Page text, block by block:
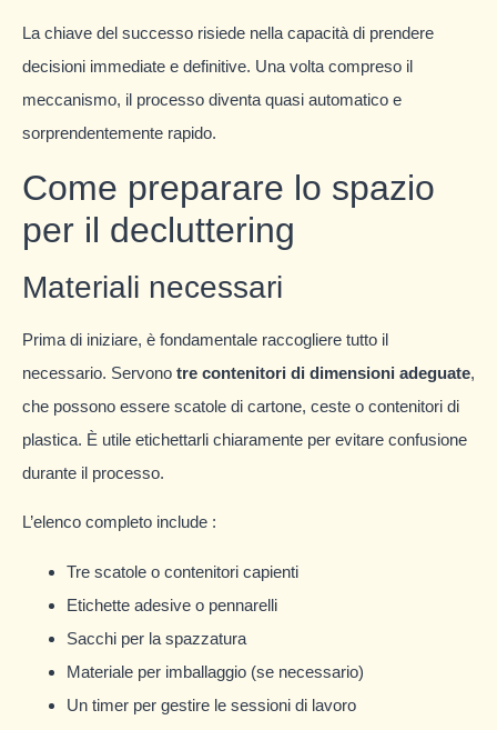
La chiave del successo risiede nella capacità di prendere
decisioni immediate e definitive. Una volta compreso il
meccanismo, il processo diventa quasi automatico e
sorprendentemente rapido.
Come preparare lo spazio
per il decluttering
Materiali necessari
Prima di iniziare, è fondamentale raccogliere tutto il
necessario. Servono tre contenitori di dimensioni adeguate,
che possono essere scatole di cartone, ceste o contenitori di
plastica. È utile etichettarli chiaramente per evitare confusione
durante il processo.
L’elenco completo include :
Tre scatole o contenitori capienti
Etichette adesive o pennarelli
Sacchi per la spazzatura
Materiale per imballaggio (se necessario)
Un timer per gestire le sessioni di lavoro